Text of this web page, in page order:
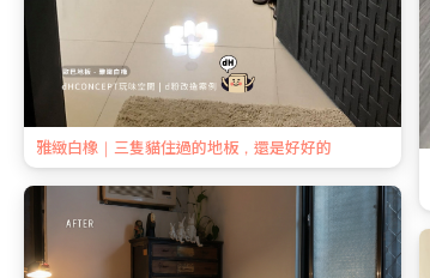
雅緻白橡｜三隻貓住過的地板，還是好好的